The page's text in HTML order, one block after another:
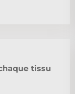
tissu